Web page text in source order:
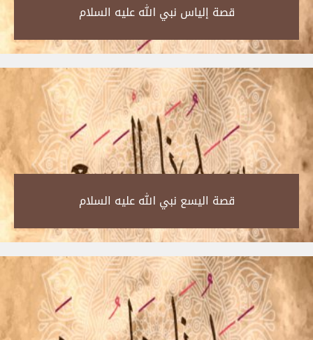
قصة إلياس نبي الله عليه السلام‎
قصة اليسع نبي الله عليه السلام‎